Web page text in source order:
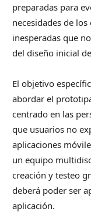
preparadas para
necesidades de
inesperadas que
del diseño inicial
El objetivo
abordar el
centrado en las
que usuarios no
aplicaciones
un equipo
creación y testeo
deberá poder ser
aplicación.